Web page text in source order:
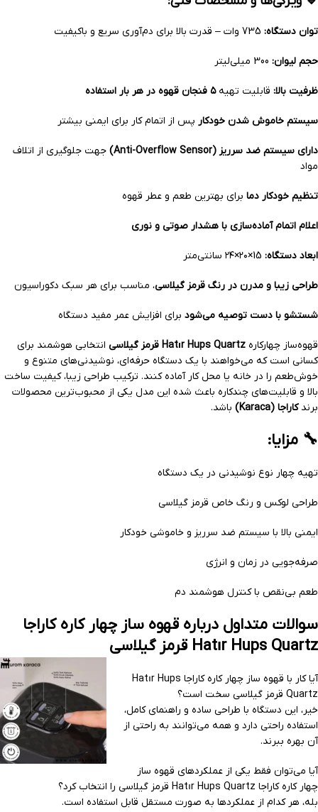
توان دستگاه:
حجم لیوان:
ظرفیت بالا: قابلیت تهیه۵ فنجان قهوه در هر بار استفاده
سیستم خاموش شدن خودکار پس از اتمام کار برای ایمنی بیشتر
دارای سیستم ضد سرریز (Anti-Overflow Sensor)
جهت جلوگیری از اتلاف
مواد
تنظیم خودکار دما برای بهترین طعم و عطر قهوه
اعلام اتمام آماده‌سازی با هشدار صوتی و نوری
ابعاد دستگاه:
طراحی زیبا و مدرن در رنگ قرمز گیلاسی، مناسب برای هر سبک دکوراسیون
شستشو با دست توصیه می‌شود برای افزایش عمر مفید دستگاه
قهوه‌ساز چهارکاره Hatır Hups Quartz قرمز گیلاسی
انتخابی هوشمند برای
کسانی است که می‌خواهند با یک دستگاه حرفه‌ای، نوشیدنی‌های متنوع و
خوش‌طعم را در خانه یا محل کار آماده کنند. ترکیب طراحی زیبا، کیفیت ساخت
بالا و قابلیت‌های چندکاره باعث شده این مدل یکی از محبوب‌ترین محصولات
برندکاراجا (Karaca) باشد.
🔧 مزایا:
تهیه چهار نوع نوشیدنی در یک دستگاه
طراحی لوکس و رنگ خاص قرمز گیلاسی
ایمنی بالا با سیستم ضد سرریز و خاموشی خودکار
صرفه‌جویی در زمان و انرژی
طعم بی‌نقص با کنترل هوشمند دم
سوالات متداول درباره قهوه ساز چهار کاره کاراجا
Hatır Hups Quartz قرمز گیلاسی
آیا کار با قهوه ساز چهار کاره کاراجا Hatır Hups
Quartz قرمز گیلاسی سخت است؟
خیر، این دستگاه با طراحی ساده و راهنمای کامل،
استفاده راحتی دارد و همه می‌توانند به راحتی از
آن بهره ببرند.
آیا می‌توان فقط یکی از عملکردهای قهوه ساز
چهار کاره کاراجا Hatır Hups Quartz قرمز گیلاسی را انتخاب کرد؟
بله، هر کدام از عملکردها به صورت مستقل قابل استفاده است.